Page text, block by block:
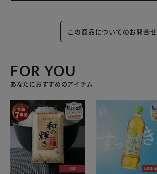
この商品についてのお問合せ
FOR YOU
あなたにおすすめのアイテム